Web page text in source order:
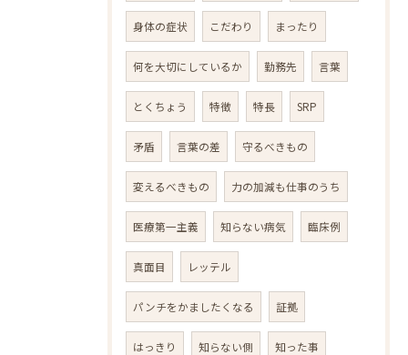
身体の症状 こだわり まったり
何を大切にしているか 勤務先 言葉
とくちょう 特徴 特長 SRP
矛盾 言葉の差 守るべきもの
変えるべきもの 力の加減も仕事のうち
医療第一主義 知らない病気 臨床例
真面目 レッテル
パンチをかましたくなる 証拠
はっきり 知らない側 知った事